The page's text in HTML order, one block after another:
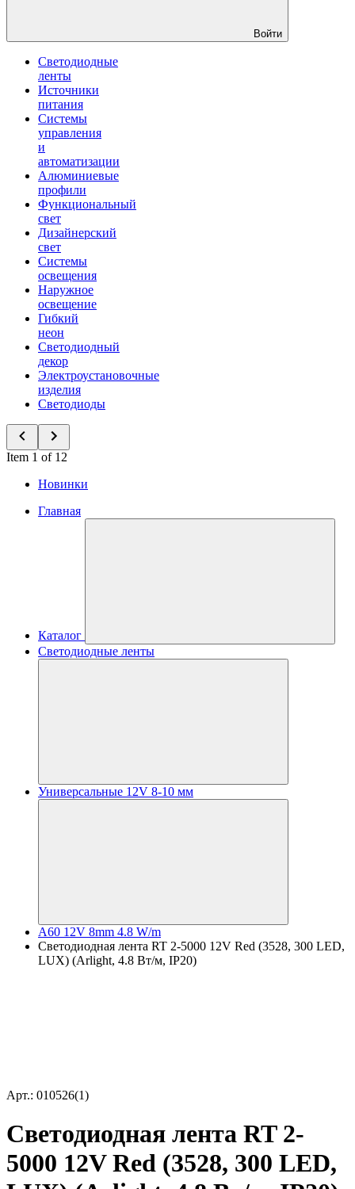
Войти
Светодиодные
ленты
Источники
питания
Системы
управления
и
автоматизации
Алюминиевые
профили
Функциональный
свет
Дизайнерский
свет
Системы
освещения
Наружное
освещение
Гибкий
неон
Светодиодный
декор
Электроустановочные
изделия
Светодиоды
Item 1 of 12
Новинки
Главная
Каталог
Светодиодные ленты
Универсальные 12V 8-10 мм
A60 12V 8mm 4.8 W/m
Светодиодная лента RT 2-5000 12V Red (3528, 300 LED,
LUX) (Arlight, 4.8 Вт/м, IP20)
Арт.: 010526(1)
Светодиодная лента RT 2-
5000 12V Red (3528, 300 LED,